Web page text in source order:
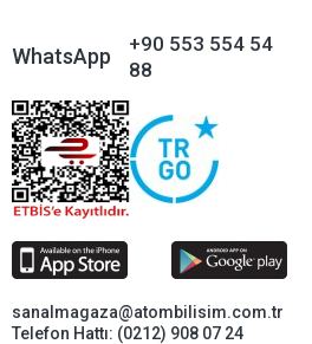
WhatsApp
+90 553 554 54
88
sanalmagaza@atombilisim.com.tr
Telefon Hattı: (0212) 908 07 24